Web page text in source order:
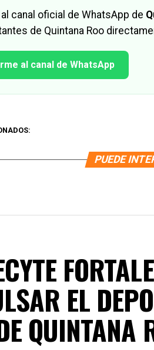
canal oficial de WhatsApp de
de Quintana Roo
al canal de WhatsApp
PUEDE
EL
QUINTANA